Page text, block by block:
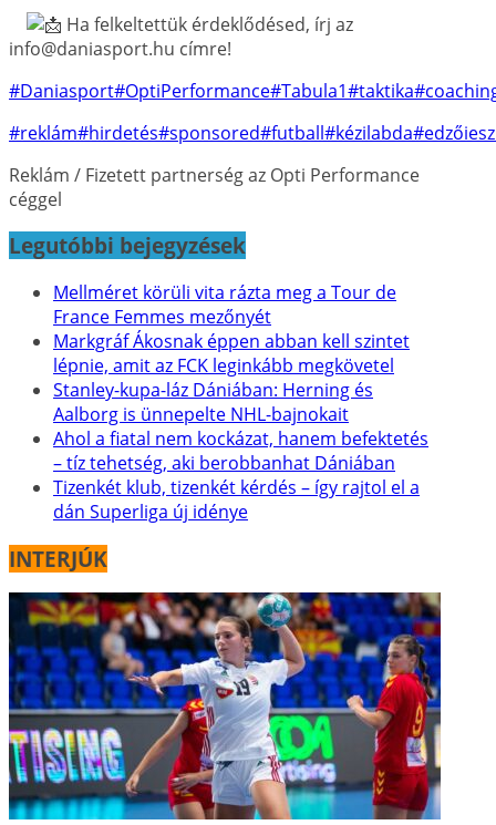
Ha felkeltettük érdeklődésed, írj az
info@daniasport.hu címre!
#Daniasport#OptiPerformance#Tabula1#taktika
#reklám#hirdetés#sponsored#futball#kézilabda
Reklám / Fizetett partnerség az Opti Performance
céggel
Legutóbbi bejegyzések
Mellméret körüli vita rázta meg a Tour de
France Femmes mezőnyét
Markgráf Ákosnak éppen abban kell szintet
lépnie, amit az FCK leginkább megkövetel
Stanley-kupa-láz Dániában: Herning és
Aalborg is ünnepelte NHL-bajnokait
Ahol a fiatal nem kockázat, hanem befektetés
– tíz tehetség, aki berobbanhat Dániában
Tizenkét klub, tizenkét kérdés – így rajtol el a
dán Superliga új idénye
INTERJÚK